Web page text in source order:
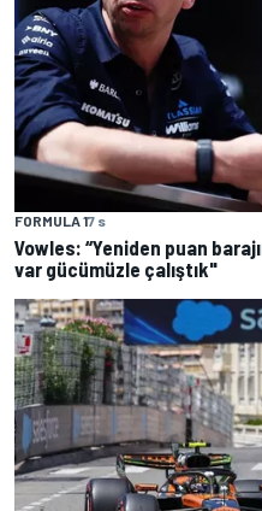
FORMULA 17 s
Vowles: “Yeniden puan
var gücümüzle çalıştık"